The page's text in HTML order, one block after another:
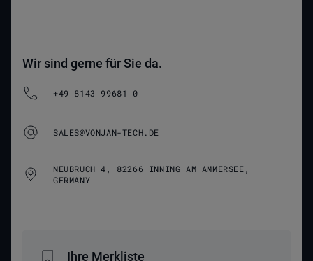
Wir sind gerne für Sie da.
+49 8143 99681 0
SALES@VONJAN-TECH.DE
NEUBRUCH 4, 82266 INNING AM AMMERSEE,
GERMANY
Ihre Merkliste